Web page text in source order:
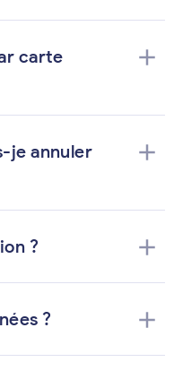
carte
add
je annuler
add
? add
? add